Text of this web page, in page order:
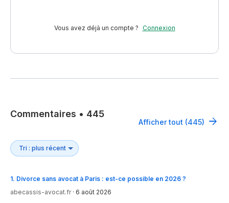
Vous avez déjà un compte ? Connexion
Commentaires • 445
Afficher tout (445)
1. Divorce sans avocat à Paris : est-ce possible en 2026 ?
abecassis-avocat.fr· 6 août 2026